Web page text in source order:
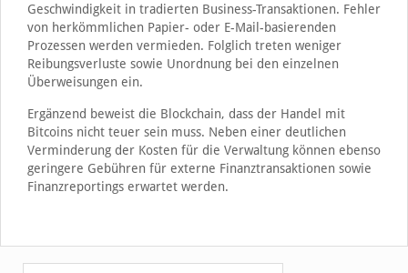
Geschwindigkeit in tradierten Business-Transaktionen. Fehler
von herkömmlichen Papier- oder E-Mail-basierenden
Prozessen werden vermieden. Folglich treten weniger
Reibungsverluste sowie Unordnung bei den einzelnen
Überweisungen ein.
Ergänzend beweist die Blockchain, dass der Handel mit
Bitcoins nicht teuer sein muss. Neben einer deutlichen
Verminderung der Kosten für die Verwaltung können ebenso
geringere Gebühren für externe Finanztransaktionen sowie
Finanzreportings erwartet werden.